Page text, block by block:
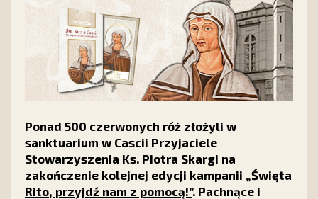
Ponad 500 czerwonych róż złożyli w
sanktuarium w Cascii Przyjaciele
Stowarzyszenia Ks. Piotra Skargi na
zakończenie kolejnej edycji kampanii
„Święta
Rito, przyjdź nam z pomocą!”. Pachnące i